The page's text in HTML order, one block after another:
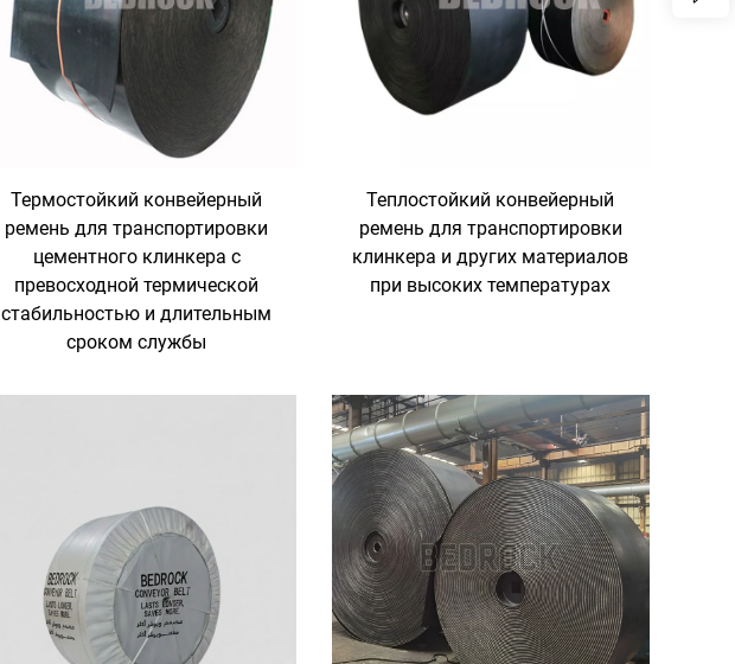
Термостойкий конвейерный
ремень для транспортировки
цементного клинкера с
превосходной термической
стабильностью и длительным
сроком службы
Теплостойкий конвейерный
ремень для транспортировки
клинкера и других материалов
при высоких температурах